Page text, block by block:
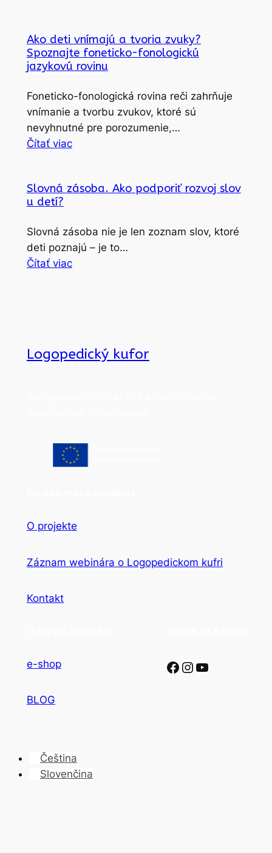
Ako deti vnímajú a tvoria zvuky?
Spoznajte foneticko-fonologickú
jazykovú rovinu
Foneticko-fonologická rovina reči zahrňuje
vnímanie a tvorbu zvukov, ktoré sú
nevyhnutné pre porozumenie,…
Čítať viac
Slovná zásoba. Ako podporiť rozvoj slov
u detí?
Slovná zásoba nie je len zoznam slov, ktoré
deti poznajú – je to…
Čítať viac
Logopedický kufor
O projekte
Záznam webinára o Logopedickom kufri
Kontakt
e-shop
BLOG
Facebook Instagram YouTube
Čeština
Slovenčina